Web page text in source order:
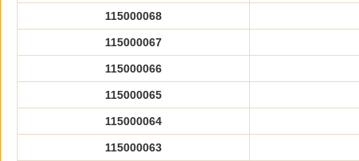
115000068
115000067
115000066
115000065
115000064
115000063